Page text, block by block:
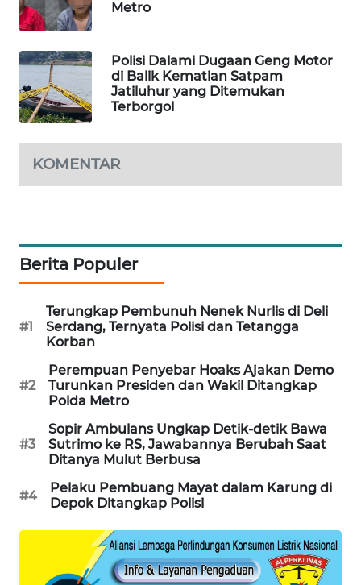
Metro
Polisi Dalami Dugaan Geng Motor
di Balik Kematian Satpam
Jatiluhur yang Ditemukan
Terborgol
KOMENTAR
Berita Populer
#1
Terungkap Pembunuh Nenek Nurlis di Deli
Serdang, Ternyata Polisi dan Tetangga
Korban
#2
Perempuan Penyebar Hoaks Ajakan Demo
Turunkan Presiden dan Wakil Ditangkap
Polda Metro
#3
Sopir Ambulans Ungkap Detik-detik Bawa
Sutrimo ke RS, Jawabannya Berubah Saat
Ditanya Mulut Berbusa
#4
Pelaku Pembuang Mayat dalam Karung di
Depok Ditangkap Polisi
WAHANA
DESA
LAPAK
WAHANA
Wahana
Network
MASYARAKAT
KELISTRIKAN
WALINKI
ID
MAWAKA
ID
MARTABAT
NET
PLN
WATCH